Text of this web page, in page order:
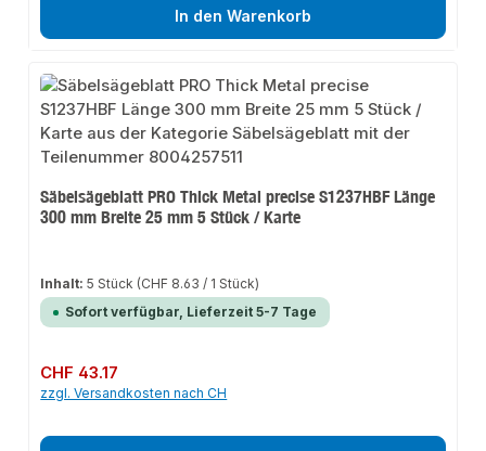
In den Warenkorb
Säbelsägeblatt PRO Thick Metal precise S1237HBF Länge
300 mm Breite 25 mm 5 Stück / Karte
Inhalt:5 Stück (CHF 8.63 / 1 Stück)
Sofort verfügbar, Lieferzeit 5-7 Tage
Regulärer Preis:
CHF 43.17
zzgl. Versandkosten nach CH